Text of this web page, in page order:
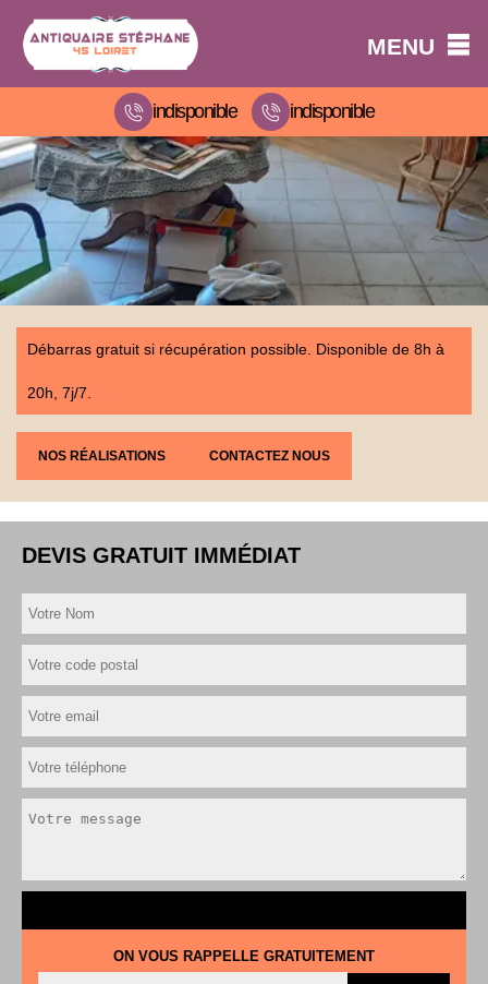
MENU
indisponible indisponible
Débarras gratuit si récupération possible. Disponible de 8h à
20h, 7j/7.
NOS RÉALISATIONS CONTACTEZ NOUS
DEVIS GRATUIT IMMÉDIAT
ON VOUS RAPPELLE GRATUITEMENT